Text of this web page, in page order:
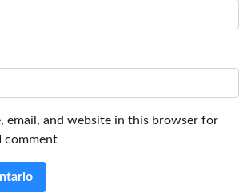
email, and website in this browser for
comment